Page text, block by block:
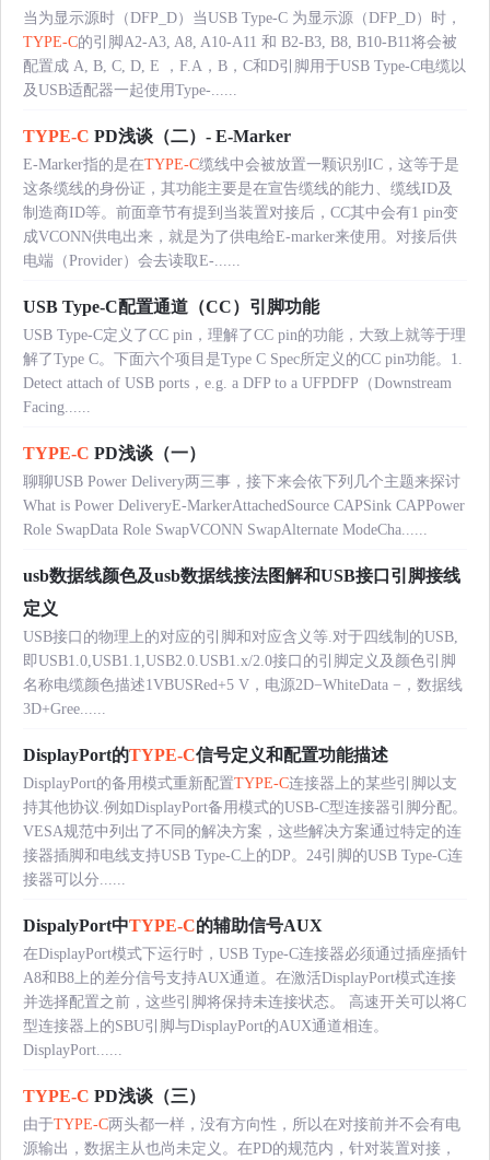
当为显示源时（DFP_D）当USB Type-C 为显示源（DFP_D）时，
TYPE-C的引脚A2-A3, A8, A10-A11 和 B2-B3, B8, B10-B11将会被
配置成 A, B, C, D, E ，F.A，B，C和D引脚用于USB Type-C电缆以
及USB适配器一起使用Type-......
TYPE-C PD浅谈（二）- E-Marker
E-Marker指的是在TYPE-C缆线中会被放置一颗识别IC，这等于是
这条缆线的身份证，其功能主要是在宣告缆线的能力、缆线ID及
制造商ID等。前面章节有提到当装置对接后，CC其中会有1 pin变
成VCONN供电出来，就是为了供电给E-marker来使用。对接后供
电端（Provider）会去读取E-......
USB Type-C配置通道（CC）引脚功能
USB Type-C定义了CC pin，理解了CC pin的功能，大致上就等于理
解了Type C。下面六个项目是Type C Spec所定义的CC pin功能。1.
Detect attach of USB ports，e.g. a DFP to a UFPDFP（Downstream
Facing......
TYPE-C PD浅谈（一）
聊聊USB Power Delivery两三事，接下来会依下列几个主题来探讨
What is Power DeliveryE-MarkerAttachedSource CAPSink CAPPower
Role SwapData Role SwapVCONN SwapAlternate ModeCha......
usb数据线颜色及usb数据线接法图解和USB接口引脚接线
定义
USB接口的物理上的对应的引脚和对应含义等.对于四线制的USB,
即USB1.0,USB1.1,USB2.0.USB1.x/2.0接口的引脚定义及颜色引脚
名称电缆颜色描述1VBUSRed+5 V，电源2D−WhiteData −，数据线
3D+Gree......
DisplayPort的TYPE-C信号定义和配置功能描述
DisplayPort的备用模式重新配置TYPE-C连接器上的某些引脚以支
持其他协议.例如DisplayPort备用模式的USB-C型连接器引脚分配。
VESA规范中列出了不同的解决方案，这些解决方案通过特定的连
接器插脚和电线支持USB Type-C上的DP。24引脚的USB Type-C连
接器可以分......
DispalyPort中TYPE-C的辅助信号AUX
在DisplayPort模式下运行时，USB Type-C连接器必须通过插座插针
A8和B8上的差分信号支持AUX通道。在激活DisplayPort模式连接
并选择配置之前，这些引脚将保持未连接状态。 高速开关可以将C
型连接器上的SBU引脚与DisplayPort的AUX通道相连。
DisplayPort......
TYPE-C PD浅谈（三）
由于TYPE-C两头都一样，没有方向性，所以在对接前并不会有电
源输出，数据主从也尚未定义。在PD的规范内，针对装置对接，